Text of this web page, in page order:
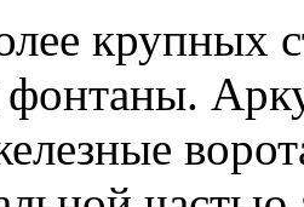
крупных
фонтаны.